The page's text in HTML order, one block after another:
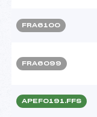
FRA6100
FRA6099
APEF0191.FFS